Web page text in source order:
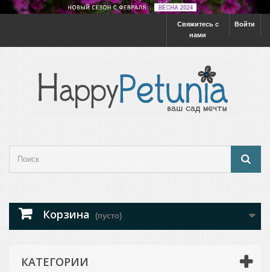
Войти
Свяжитесь с
нами
Корзина (пусто)
КАТЕГОРИИ